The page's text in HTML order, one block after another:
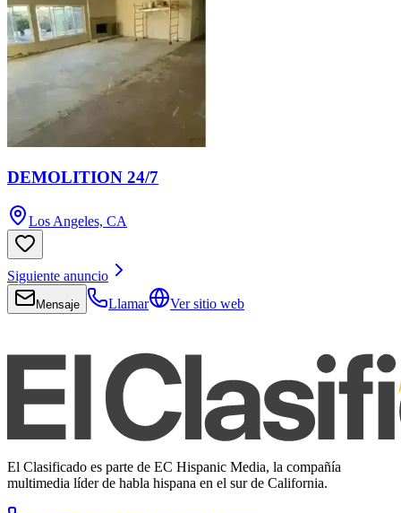
DEMOLITION 24/7
Los Angeles, CA
Siguiente anuncio
Mensaje Llamar Ver sitio web
El Clasificado es parte de EC Hispanic Media, la compañía
multimedia líder de habla hispana en el sur de California.